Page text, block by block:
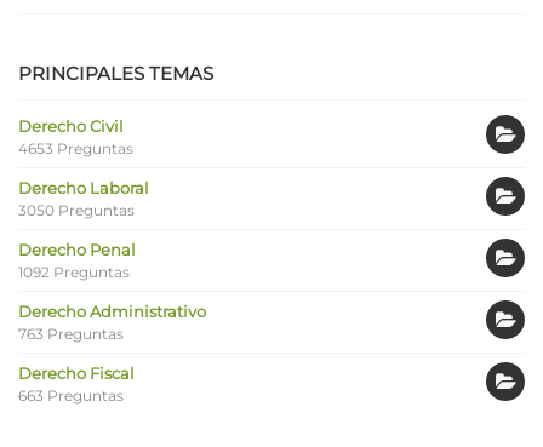
PRINCIPALES TEMAS
Derecho Civil
4653 Preguntas
Derecho Laboral
3050 Preguntas
Derecho Penal
1092 Preguntas
Derecho Administrativo
763 Preguntas
Derecho Fiscal
663 Preguntas